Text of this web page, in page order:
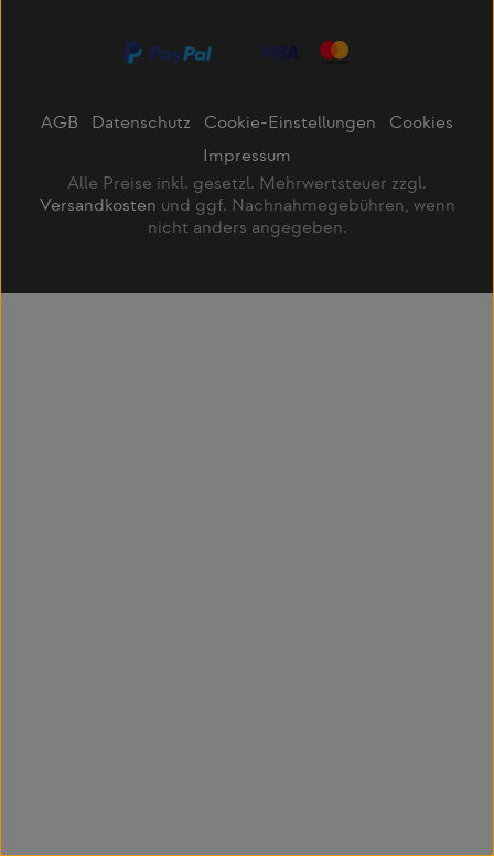
AGB Datenschutz Cookie-Einstellungen
Cookies
Impressum
Alle Preise inkl. gesetzl. Mehrwertsteuer zzgl.
Versandkosten und ggf. Nachnahmegebühren, wenn
nicht anders angegeben.